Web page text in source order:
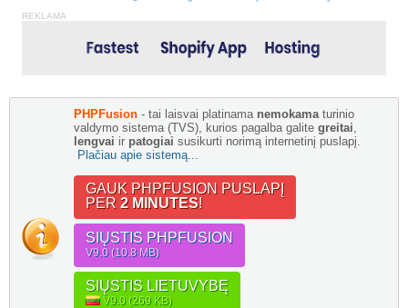
REKLAMA
PHPFusion - tai laisvai platinama nemokama turinio
valdymo sistema (TVS), kurios pagalba galite greitai
lengvai ir patogiai susikurti norimą internetinį puslapį.
Plačiau apie sistemą...
GAUK PHPFUSION PUSLAPĮ
PER 2 MINUTES!
SIŲSTIS PHPFUSION
V9.0 (10.8 MB)
SIŲSTIS LIETUVYBĘ
V9.0 (269 KB)